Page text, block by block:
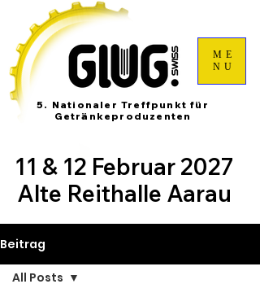
ME
NU
11 & 12 Februar 2027
Alte Reithalle Aarau
5. Nationaler Treffpunkt für
Getränkeproduzenten
Beitrag
All Posts